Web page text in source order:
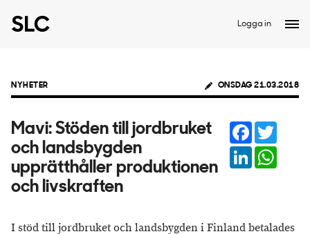
Logga in
NYHETER ONSDAG 21.03.2018
Mavi: Stöden till jordbruket
och landsbygden
upprätthåller produktionen
och livskraften
Facebook
LinkedIn
I stöd till jordbruket och landsbygden i Finland betalades